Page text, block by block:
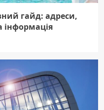
гайд: адреси,
інформація